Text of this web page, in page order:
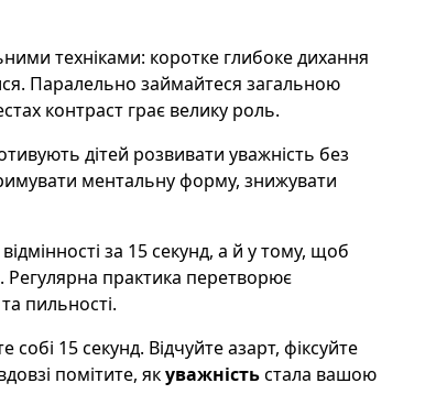
техніками: коротке глибоке дихання
Паралельно займайтеся загальною
контраст грає велику роль.
дітей розвивати уважність без
ментальну форму, знижувати
за 15 секунд, а й у тому, щоб
Регулярна практика перетворює
пильності.
собі 15 секунд. Відчуйте азарт, фіксуйте
помітите, якуважністьстала вашою